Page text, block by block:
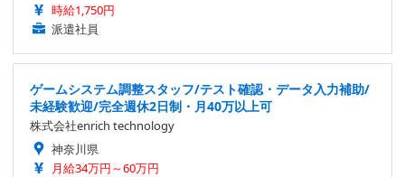
時給1,750円
派遣社員
ゲームシステム調整スタッフ/テスト確認・データ入力補助/
未経験歓迎/完全週休2日制・月40万以上可
株式会社enrich technology
神奈川県
月給34万円～60万円